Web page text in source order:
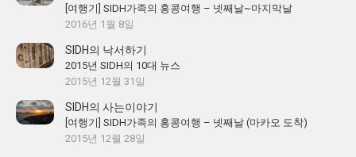
[여행기] SIDH가족의 홍콩여행 – 넷째날~마지막날
2016년 1월 8일
SIDH의 낙서하기
2015년 SIDH의 10대 뉴스
2015년 12월 31일
SIDH의 사는이야기
[여행기] SIDH가족의 홍콩여행 – 넷째날 (마카오 도착)
2015년 12월 28일